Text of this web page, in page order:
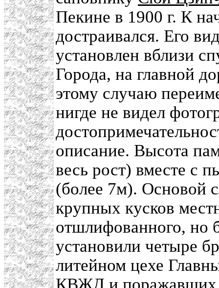
Пекине в 1900 г. К
достраивался. Его
установлен вблизи
Города, на главной
этому случаю
нигде не видел
описание. Высота
весь рост) вместе с
(более 7м). Основой
крупных кусков
отшлифованного, но
установили четыре
литейном цехе